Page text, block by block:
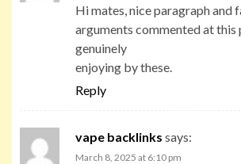
Hi mates, nice paragraph and
arguments commented at this
genuinely
enjoying by these.
Reply
vape backlinks says:
March 8, 2025 at 6:10 pm